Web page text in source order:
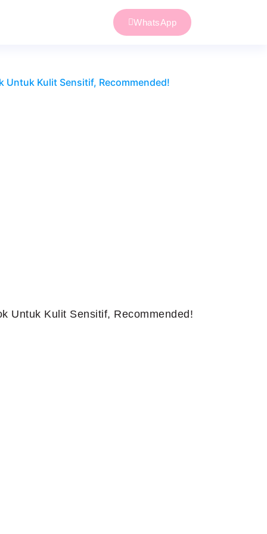
WhatsApp
Untuk Kulit Sensitif, Recommended!